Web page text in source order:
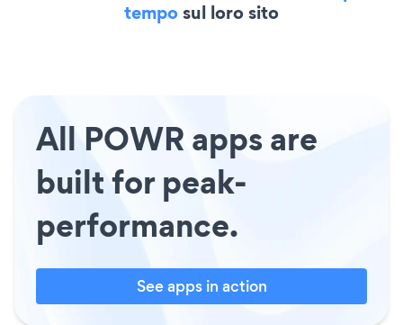
temposul loro sito
All POWR apps are
built for peak-
performance.
See apps in action